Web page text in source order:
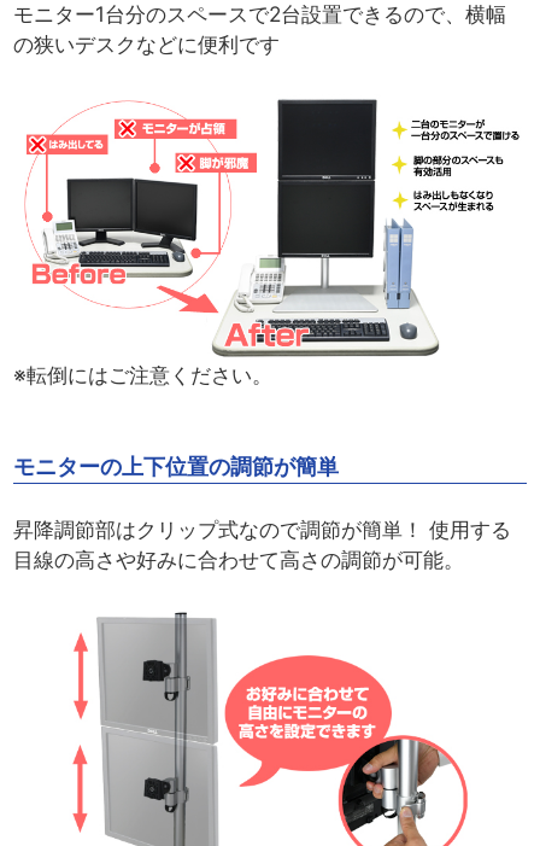
モニター1台分のスペースで2台設置できるので、横幅
の狭いデスクなどに便利です
※転倒にはご注意ください。
モニターの上下位置の調節が簡単
昇降調節部はクリップ式なので調節が簡単！ 使用する
目線の高さや好みに合わせて高さの調節が可能。